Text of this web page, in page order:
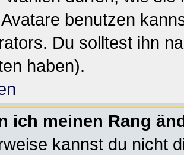
benutzen
Du solltest ihn
haben).
ich meinen Rang
kannst du nicht